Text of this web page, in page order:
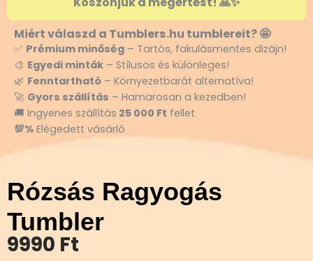
Miért válaszd a Tumblers.hu tumblereit? 🤩
✅ Prémium minőség – Tartós, fakulásmentes dizájn!
🎨 Egyedi minták – Stílusos és különleges!
🌿 Fenntartható – Környezetbarát alternatíva!
🚀 Gyors szállítás – Hamarosan a kezedben!
🚚 Ingyenes szállítás 25 000 Ft fellet
💯% Elégedett vásárló
Rózsás Ragyogás
Tumbler
9990 Ft